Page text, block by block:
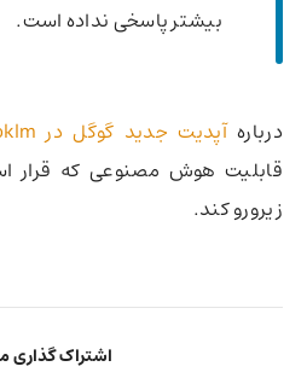
بیشتر پاسخی نداده است.
دربارهآپدیت جدید گوگل در notebooklm
قابلیت هوش مصنوعی که قرار
زیرورو کند.
اشتراک گذاری